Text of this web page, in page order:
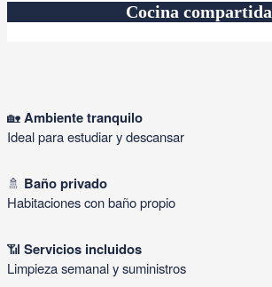
Cocina compartida
🏡Ambiente tranquilo
Ideal para estudiar y descansar
🚿 Baño privado
Habitaciones con baño propio
📶 Servicios incluidos
Limpieza semanal y suministros